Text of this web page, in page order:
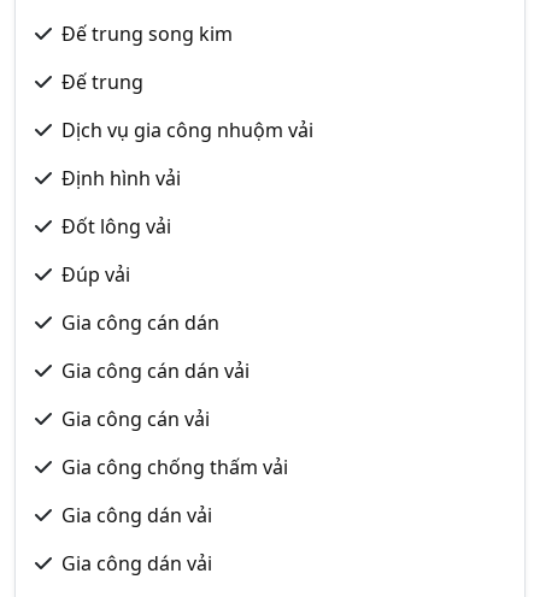
Đế trung song kim
Đế trung
Dịch vụ gia công nhuộm vải
Định hình vải
Đốt lông vải
Đúp vải
Gia công cán dán
Gia công cán dán vải
Gia công cán vải
Gia công chống thấm vải
Gia công dán vải
Gia công dán vải